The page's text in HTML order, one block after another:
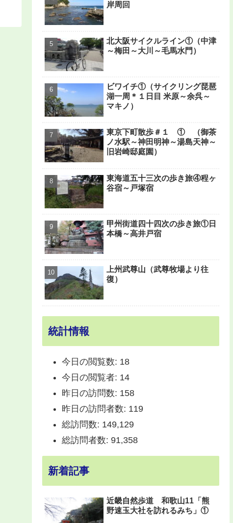
岸周回
北大阪サイクルライン①（中津
～梅田～大川～毛馬水門）
ビワイチ①（サイクリング琵琶
湖一周＊１日目 米原～余呉～
マキノ）
東京下町散歩＃１ ① （御茶
ノ水駅～神田明神～湯島天神～
旧岩崎邸庭園）
東海道五十三次の歩き旅④程ヶ
谷宿～戸塚宿
甲州街道四十四次の歩き旅①日
本橋～高井戸宿
上州武尊山（武尊牧場より往
復）
統計情報
今日の閲覧数: 18
今日の閲覧者: 14
昨日の訪問数: 158
昨日の訪問者数: 119
総訪問数: 149,129
総訪問者数:91,358
新着記事
近畿自然歩道 和歌山11「熊
野速玉大社を訪れるみち」①